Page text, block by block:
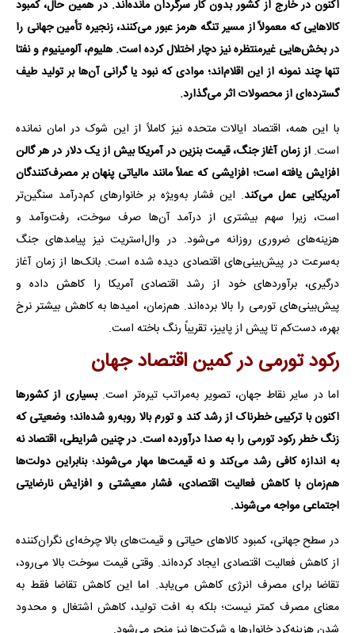
اکنون در خارج از کشور بدون کار سرگردان مانده‌اند. در همین حال، کمبود
کالاهایی که معمولاً از مسیر تنگه هرمز عبور می‌کنند، زنجیره تأمین جهانی را
در بخش‌هایی غیرمنتظره نیز دچار اختلال کرده است. هلیوم، آلومینیوم و نفتا
تنها چند نمونه از این اقلام‌اند؛ موادی که نبود یا گرانی آن‌ها بر تولید طیف
گسترده‌ای از محصولات اثر می‌گذارد.
با این همه، اقتصاد ایالات متحده نیز کاملاً از این شوک در امان نمانده
است.از زمان آغاز جنگ، قیمت بنزین در آمریکا بیش از یک دلار در هر گالن
افزایش یافته است؛ افزایشی که عملاً مانند مالیاتی پنهان بر مصرف‌کنندگان
آمریکایی عمل می‌کند. این فشار به‌ویژه بر خانوارهای کم‌درآمد سنگین‌تر
است، زیرا سهم بیشتری از درآمد آن‌ها صرف سوخت، رفت‌وآمد و
هزینه‌های ضروری روزانه می‌شود. در وال‌استریت نیز پیامدهای جنگ
به‌سرعت در پیش‌بینی‌های اقتصادی دیده شده است. بانک‌ها از زمان آغاز
درگیری، برآوردهای خود از رشد اقتصادی آمریکا را کاهش داده و
پیش‌بینی‌های تورمی را بالا برده‌اند. هم‌زمان، امیدها به کاهش بیشتر نرخ
بهره، دست‌کم تا پیش از پاییز، تقریباً رنگ باخته است.
رکود تورمی در کمین اقتصاد جهان
اما در سایر نقاط جهان، تصویر به‌مراتب تیره‌تر است.بسیاری از کشورها
اکنون با ترکیبی خطرناک از رشد کند و تورم بالا روبه‌رو شده‌اند؛ وضعیتی که
زنگ خطر رکود تورمی را به صدا درآورده است. در چنین شرایطی، اقتصاد نه
به اندازه کافی رشد می‌کند و نه قیمت‌ها مهار می‌شوند؛بنابراین دولت‌ها
هم‌زمان با کاهش فعالیت اقتصادی، فشار معیشتی و افزایش نارضایتی
اجتماعی مواجه می‌شوند.
در سطح جهانی، کمبود کالاهای حیاتی و قیمت‌های بالا چرخه‌ای نگران‌کننده
از کاهش فعالیت اقتصادی ایجاد کرده‌اند. وقتی قیمت سوخت بالا می‌رود،
تقاضا برای مصرف انرژی کاهش می‌یابد. اما این کاهش تقاضا فقط به
معنای مصرف کمتر نیست؛ بلکه به افت تولید، کاهش اشتغال و محدود
شدن هزینه‌کرد خانوارها و شرکت‌ها نیز منجر می‌شود.